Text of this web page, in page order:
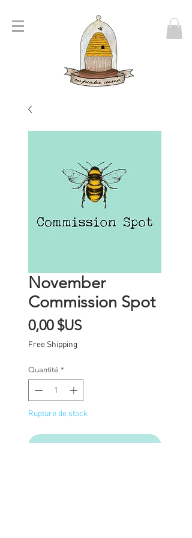
November
Commission Spot
0,00 $USPrix
Free Shipping
Quantité *
Rupture de stock